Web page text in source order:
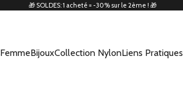
🎁 SOLDES: 1 acheté = -30% sur le 2ème ! 🎁
FemmeBijouxCollection NylonLiens Pratiques